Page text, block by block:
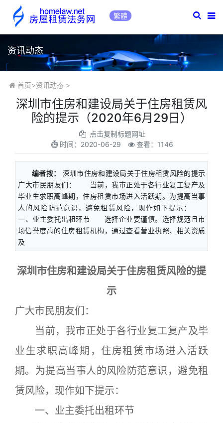
繁體
资讯动态
首页>资讯动态>
深圳市住房和建设局关于住房租赁风
险的提示（2020年6月29日）
点击复制标题网址
时间： 2020-06-29 查看：1146
编者按：
深圳市住房和建设局关于住房租赁风险的提示
广大市民朋友们： 当前，我市正处于各行业复工复产及
毕业生求职高峰期，住房租赁市场进入活跃期。为提高当事
人的风险防范意识，避免租赁风险，现作如下提示：
一、业主委托出租环节 选择企业要谨慎。选择规范且市
场信誉度高的住房租赁机构，通过查看营业执照、相关资质
及
深圳市住房和建设局关于住房租赁风险的提
示
广大市民朋友们：
当前，我市正处于各行业复工复产及毕
业生求职高峰期，住房租赁市场进入活跃
期。为提高当事人的风险防范意识，避免租
赁风险，现作如下提示：
一、业主委托出租环节